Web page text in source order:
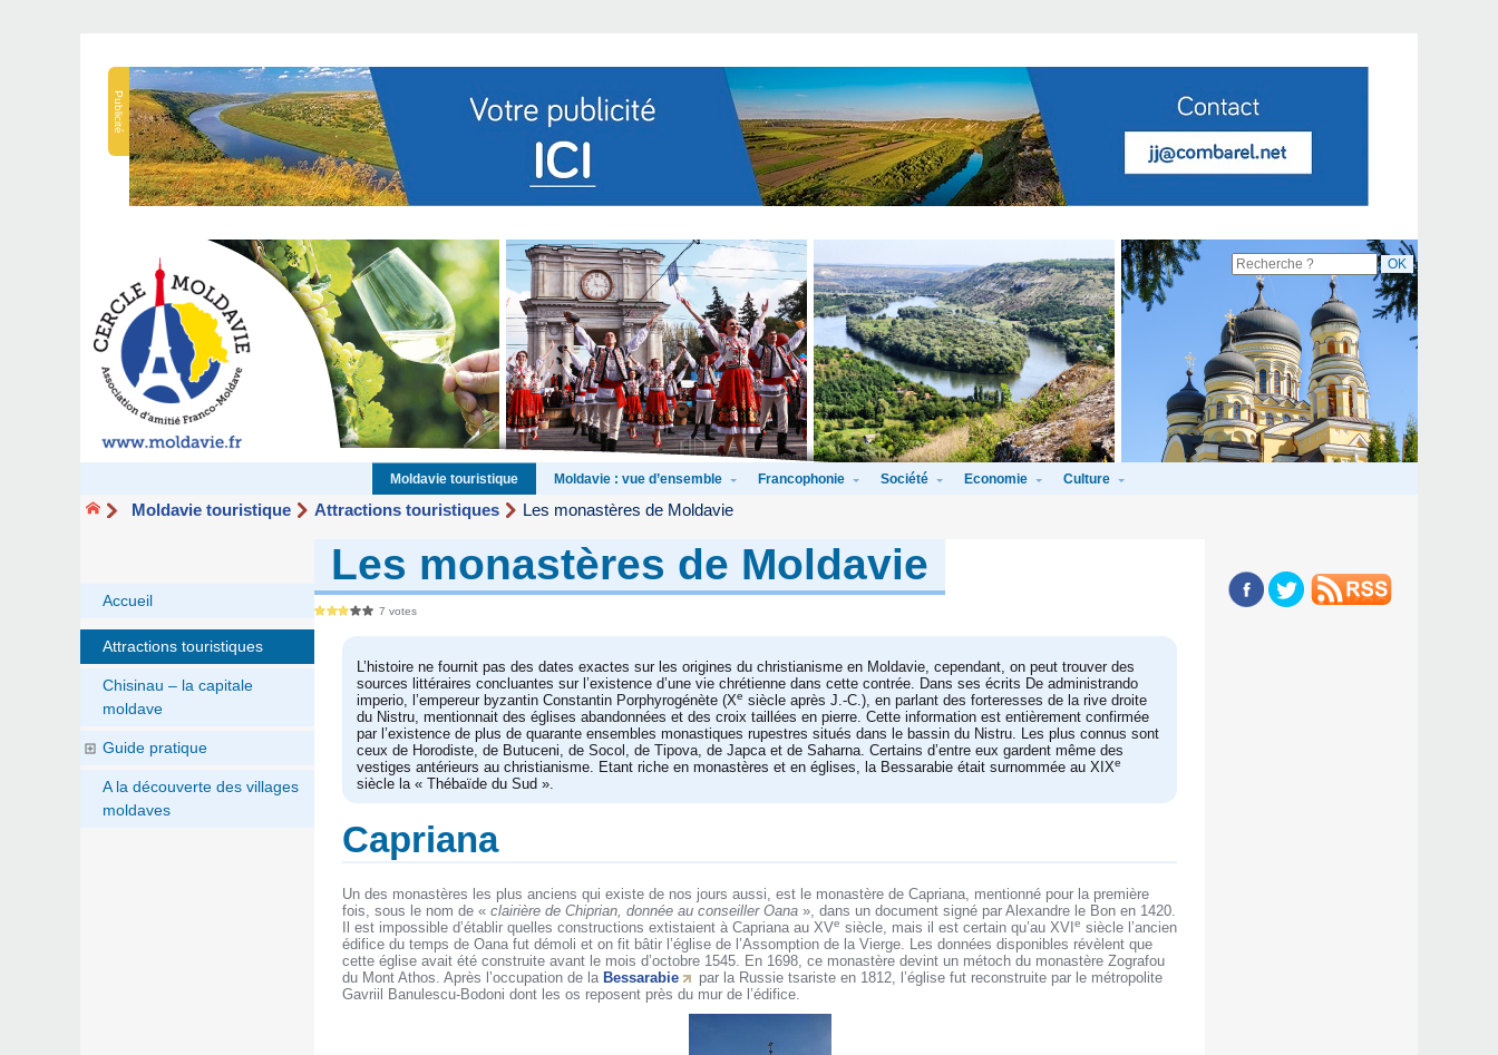
Publicité
Moldavie touristique Moldavie : vue d’ensemble Francophonie Société Economie Culture
Moldavie touristique Attractions touristiques Les monastères de Moldavie
Les monastères de Moldavie
7 votes
L’histoire ne fournit pas des dates exactes sur les origines du christianisme en Moldavie, cependant, on peut trouver des
sources littéraires concluantes sur l’existence d’une vie chrétienne dans cette contrée. Dans ses écrits De administrando
imperio, l’empereur byzantin Constantin Porphyrogénète (Xe siècle après J.-C.), en parlant des forteresses de la rive droite
du Nistru, mentionnait des églises abandonnées et des croix taillées en pierre. Cette information est entièrement confirmée
par l’existence de plus de quarante ensembles monastiques rupestres situés dans le bassin du Nistru. Les plus connus sont
ceux de Horodiste, de Butuceni, de Socol, de Tipova, de Japca et de Saharna. Certains d’entre eux gardent même des
vestiges antérieurs au christianisme. Etant riche en monastères et en églises, la Bessarabie était surnommée au XIXe
siècle la « Thébaïde du Sud ».
Capriana
Un des monastères les plus anciens qui existe de nos jours aussi, est le monastère de Capriana, mentionné pour la première
fois, sous le nom de « clairière de Chiprian, donnée au conseiller Oana», dans un document signé par Alexandre le Bon en 1420.
Il est impossible d’établir quelles constructions extistaient à Capriana au XVe siècle, mais il est certain qu’au XVI e siècle l’ancien
édifice du temps de Oana fut démoli et on fit bâtir l’église de l’Assomption de la Vierge. Les données disponibles révèlent que
cette église avait été construite avant le mois d’octobre 1545. En 1698, ce monastère devint un métoch du monastère Zografou
du Mont Athos. Après l’occupation de la Bessarabie
par la Russie tsariste en 1812, l’église fut reconstruite par le métropolite
Gavriil Banulescu-Bodoni dont les os reposent près du mur de l’édifice.
Accueil
Attractions touristiques
Chisinau – la capitale
moldave
Guide pratique
A la découverte des villages
moldaves